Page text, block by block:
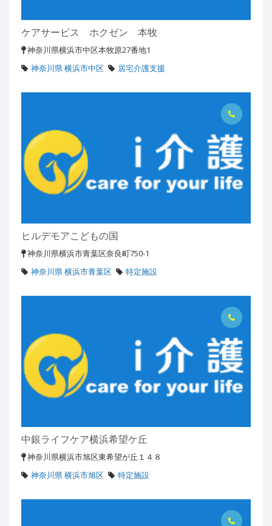
ケアサービス ホクゼン 本牧
神奈川県横浜市中区本牧原27番地1
神奈川県 横浜市中区
居宅介護支援
ヒルデモアこどもの国
神奈川県横浜市青葉区奈良町750-1
神奈川県 横浜市青葉区
特定施設
中銀ライフケア横浜希望ケ丘
神奈川県横浜市旭区東希望が丘１４８
神奈川県 横浜市旭区
特定施設